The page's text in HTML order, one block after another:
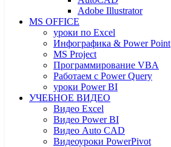
Adobe Illustrator
MS OFFICE
уроки по Excel
Инфографика & Power Point
MS Project
Программирование VBA
Работаем с Power Query
уроки Power BI
УЧЕБНОЕ ВИДЕО
Видео Excel
Видео Power BI
Видео Auto CAD
Видеоуроки PowerPivot